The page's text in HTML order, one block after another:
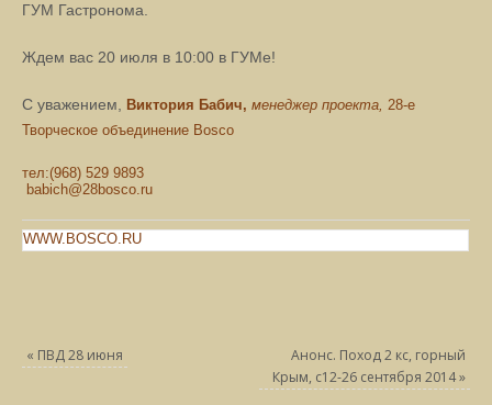
ГУМ Гастронома.
Ждем вас 20 июля в 10:00 в ГУМе!
С уважением, Виктория Бабич,менеджер проекта,28-е
Творческое объединение Bosco
тел:(968) 529 9893
babich@28bosco.ru
WWW.BOSCO.RU
« ПВД 28 июня
Анонс. Поход 2 кс, горный
Крым, с12-26 сентября 2014»